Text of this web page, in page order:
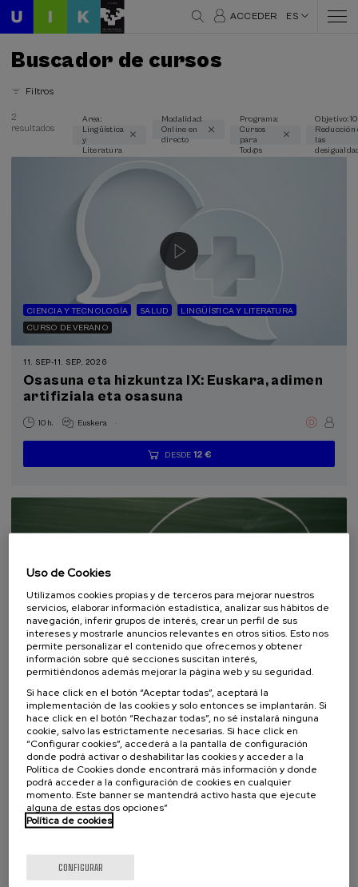
ACCEDER ES
Buscador de cursos
Filtros
Áreas temáticas
Lingüística y Literatura (2)
Tipo de actividad
Curso de verano (2)
Programas especiales
Objetivos de desarrollo sostenible
2
resultados
Area:
Lingüística
y
Literatura
Modalidad:
Online en
directo
Programa:
Cursos
para
Tod@s
Objetivo:
Reducción
las
CIENCIA Y TECNOLOGÍA SALUD
LINGÜÍSTICA Y LITERATURA
CURSO DE VERANO
11. SEP-11. SEP, 2026
Osasuna eta hizkuntza IX: Euskara, adimen
artifiziala eta osasuna
10 h. Euskera .
...
DESDE 12 €
Últimas
plazas
Gratuito
Fecha
pasada
Lista
de
Plazo
de
COMUNICACIÓN SOCIEDAD
LINGÜÍSTICA Y LITERATURA
CURSO DE VERANO
18. SEP-19. SEP, 2026
Categorías diagnósticas y perfiles
funcionales en la población infantil con
problemas de lenguaje
20 h. Euskera Español
DESDE
Uso de Cookies
Utilizamos cookies propias y de terceros para mejorar nuestros
servicios, elaborar información estadística, analizar sus hábitos de
navegación, inferir grupos de interés, crear un perfil de sus
intereses y mostrarle anuncios relevantes en otros sitios. Esto nos
permite personalizar el contenido que ofrecemos y obtener
información sobre qué secciones suscitan interés,
permitiéndonos además mejorar la página web y su seguridad.
Si hace click en el botón “Aceptar todas”, aceptará la
implementación de las cookies y solo entonces se implantarán. Si
hace click en el botón “Rechazar todas”, no sé instalará ninguna
cookie, salvo las estrictamente necesarias. Si hace click en
“Configurar cookies”, accederá a la pantalla de configuración
donde podrá activar o deshabilitar las cookies y acceder a la
Política de Cookies donde encontrará más información y donde
podrá acceder a la configuración de cookies en cualquier
momento. Este banner se mantendrá activo hasta que ejecute
alguna de estas dos opciones”
Política de cookies
CONFIGURAR